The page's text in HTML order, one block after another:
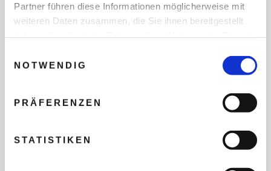
Partner führen diese Informationen möglicherweise mit
weiteren Daten zusammen, die Sie ihnen bereitgestellt
NOTWENDIG
PRÄFERENZEN
STATISTIKEN
TEILNEHMER